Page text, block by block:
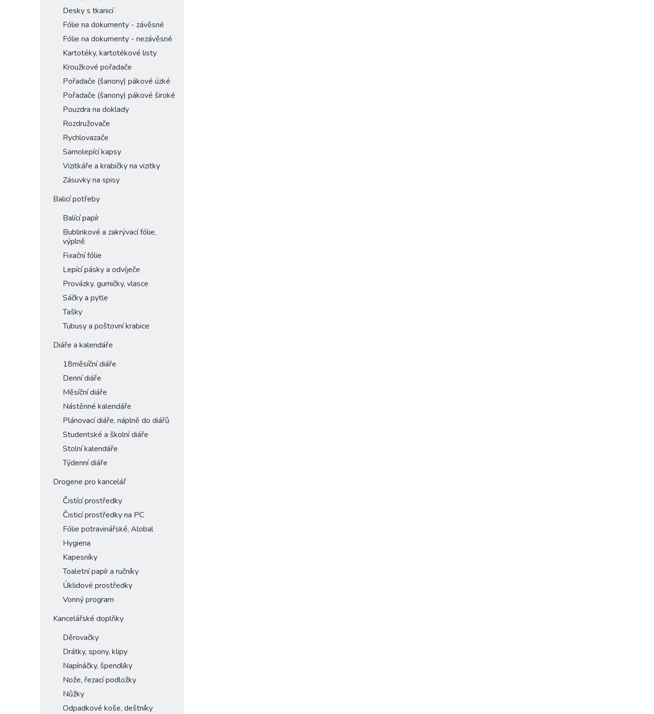
Desky s tkanicí
Fólie na dokumenty - závěsné
Fólie na dokumenty - nezávěsné
Kartotéky, kartotékové listy
Kroužkové pořadače
Pořadače (šanony) pákové úzké
Pořadače (šanony) pákové široké
Pouzdra na doklady
Rozdružovače
Rychlovazače
Samolepící kapsy
Vizitkáře a krabičky na vizitky
Zásuvky na spisy
Balicí potřeby
Balící papír
Bublinkové a zakrývací fólie,
výplně
Fixační fólie
Lepící pásky a odvíječe
Provázky, gumičky, vlasce
Sáčky a pytle
Tašky
Tubusy a poštovní krabice
Diáře a kalendáře
18měsíční diáře
Denní diáře
Měsíční diáře
Nástěnné kalendáře
Plánovací diáře, náplně do diářů
Studentské a školní diáře
Stolní kalendáře
Týdenní diáře
Drogerie pro kancelář
Čistící prostředky
Čisticí prostředky na PC
Fólie potravinářské, Alobal
Hygiena
Kapesníky
Toaletní papír a ručníky
Úklidové prostředky
Vonný program
Kancelářské doplňky
Děrovačky
Drátky, spony, klipy
Napínáčky, špendlíky
Nože, řezací podložky
Nůžky
Odpadkové koše, deštníky